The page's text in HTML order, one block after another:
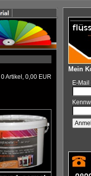
0Artikel, 0,00 EUR
Mein
E-